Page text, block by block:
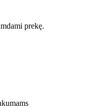
prekę.